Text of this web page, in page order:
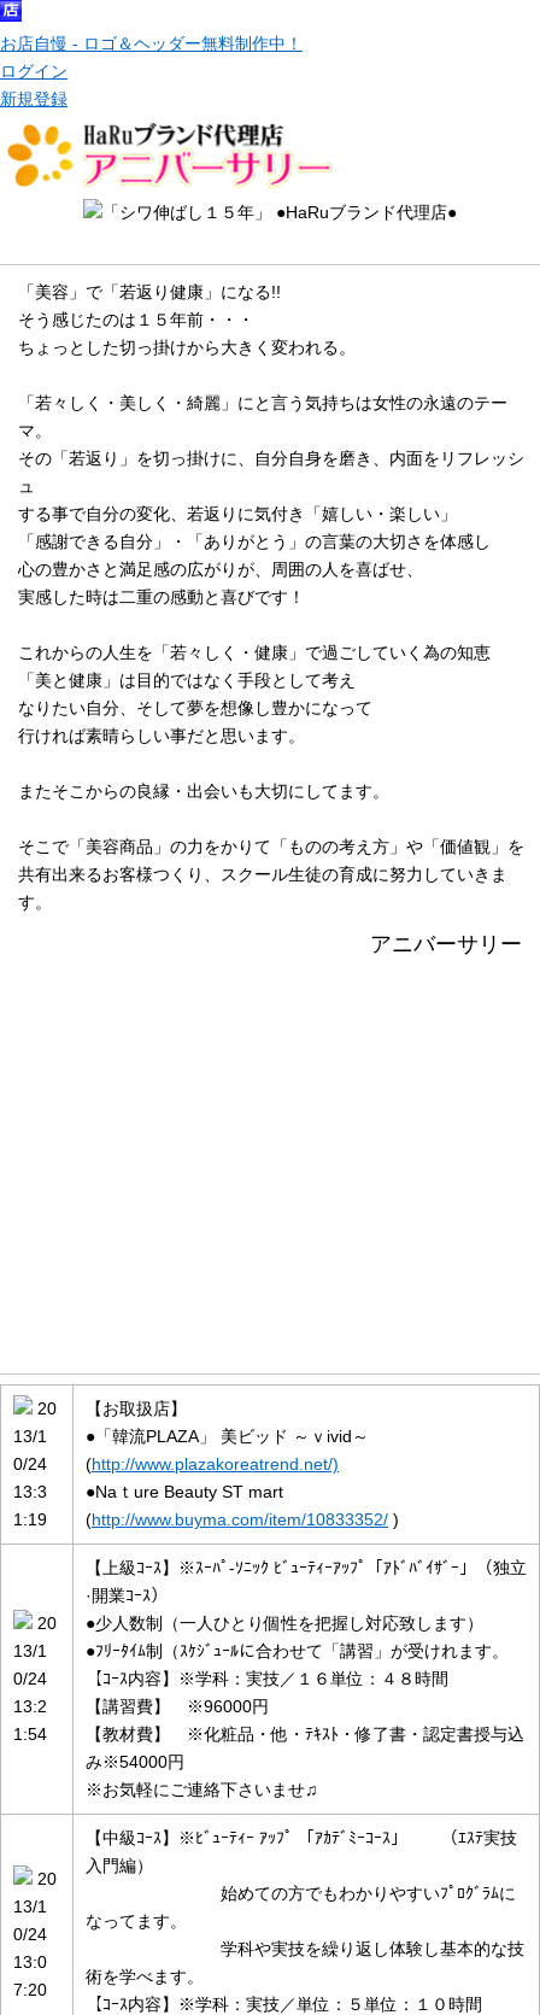
お店自慢 - ロゴ＆ヘッダー無料制作中！
ログイン
新規登録
「美容」で「若返り健康」になる!!
そう感じたのは１５年前・・・
ちょっとした切っ掛けから大きく変われる。
「若々しく・美しく・綺麗」にと言う気持ちは女性の永遠のテー
マ。
その「若返り」を切っ掛けに、自分自身を磨き、内面をリフレッシ
ュ
する事で自分の変化、若返りに気付き「嬉しい・楽しい」
「感謝できる自分」・「ありがとう」の言葉の大切さを体感し
心の豊かさと満足感の広がりが、周囲の人を喜ばせ、
実感した時は二重の感動と喜びです！
これからの人生を「若々しく・健康」で過ごしていく為の知恵
「美と健康」は目的ではなく手段として考え
なりたい自分、そして夢を想像し豊かになって
行ければ素晴らしい事だと思います。
またそこからの良縁・出会いも大切にしてます。
そこで「美容商品」の力をかりて「ものの考え方」や「価値観」を
共有出来るお客様つくり、スクール生徒の育成に努力していきま
す。
アニバーサリー
20
13/1
0/24
13:3
1:19
【お取扱店】
●「韓流PLAZA」 美ビッド ～ｖivid～
(http://www.plazakoreatrend.net/)
●Naｔure Beauty ST mart
(http://www.buyma.com/item/10833352/ )
20
13/1
0/24
13:2
1:54
【上級ｺｰｽ】※ｽｰﾊﾟ‐ｿﾆｯｸ ﾋﾞｭｰﾃｨｰｱｯﾌﾟ「ｱﾄﾞﾊﾞｲｻﾞｰ」（独立
·開業ｺｰｽ）
●少人数制（一人ひとり個性を把握し対応致します）
●ﾌﾘｰﾀｲﾑ制（ｽｹｼﾞｭｰﾙに合わせて「講習」が受けれます。
【ｺｰｽ内容】※学科：実技／１６単位：４８時間
【講習費】 ※96000円
【教材費】 ※化粧品・他・ﾃｷｽﾄ・修了書・認定書授与込
み※54000円
※お気軽にご連絡下さいませ♫
20
13/1
0/24
13:0
7:20
【中級ｺｰｽ】※ﾋﾞｭｰﾃｨｰ ｱｯﾌﾟ 「ｱｶﾃﾞﾐｰｺｰｽ」 （ｴｽﾃ実技
入門編）
始めての方でもわかりやすいﾌﾟﾛｸﾞﾗﾑに
なってます。
学科や実技を繰り返し体験し基本的な技
術を学べます。
【ｺｰｽ内容】※学科：実技／単位：５単位：１０時間